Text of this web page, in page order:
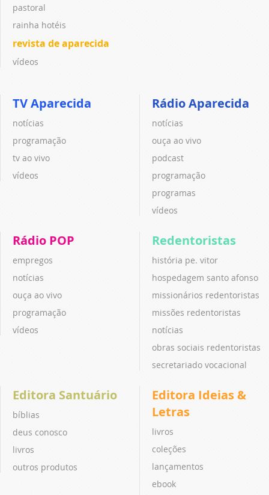
pastoral
rainha hotéis
revista de aparecida
vídeos
TV Aparecida
notícias
programação
tv ao vivo
vídeos
Rádio Aparecida
notícias
ouça ao vivo
podcast
programação
programas
vídeos
Rádio POP
empregos
notícias
ouça ao vivo
programação
vídeos
Redentoristas
história pe. vitor
hospedagem santo afonso
missionários redentoristas
missões redentoristas
notícias
obras sociais redentoristas
secretariado vocacional
Editora Santuário
bíblias
deus conosco
livros
outros produtos
Editora Ideias &
Letras
livros
coleções
lançamentos
ebook